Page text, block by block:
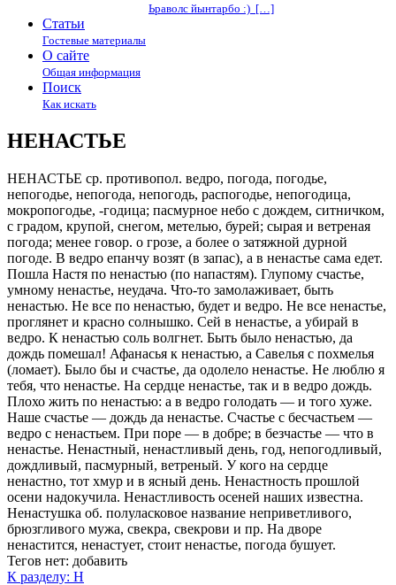
Ьраволс йынтарбо :) […]
Статьи
Гостевые материалы
О сайте
Общая информация
Поиск
Как искать
НЕНАСТЬЕ
НЕНАСТЬЕ ср. противопол. ведро, погода, погодье,
непогодье, непогода, непогодь, распогодье, непогодица,
мокропогодье, -годица; пасмурное небо с дождем, ситничком,
с градом, крупой, снегом, метелью, бурей; сырая и ветреная
погода; менее говор. о грозе, а более о затяжной дурной
погоде. В ведро епанчу возят (в запас), а в ненастье сама едет.
Пошла Настя по ненастью (по напастям). Глупому счастье,
умному ненастье, неудача. Что-то замолаживает, быть
ненастью. Не все по ненастью, будет и ведро. Не все ненастье,
проглянет и красно солнышко. Сей в ненастье, а убирай в
ведро. К ненастью соль волгнет. Быть было ненастью, да
дождь помешал! Афанасья к ненастью, а Савелья с похмелья
(ломает). Было бы и счастье, да одолело ненастье. Не люблю я
тебя, что ненастье. На сердце ненастье, так и в ведро дождь.
Плохо жить по ненастью: а в ведро голодать — и того хуже.
Наше счастье — дождь да ненастье. Счастье с бесчастьем —
ведро с ненастьем. При поре — в добре; в безчастье — что в
ненастье. Ненастный, ненастливый день, год, непогодливый,
дождливый, пасмурный, ветреный. У кого на сердце
ненастно, тот хмур и в ясный день. Ненастность прошлой
осени надокучила. Ненастливость осеней наших известна.
Ненастушка об. полуласковое название неприветливого,
брюзгливого мужа, свекра, свекрови и пр. На дворе
ненастится, ненастует, стоит ненастье, погода бушует.
Тегов нет: добавить
К разделу: Н